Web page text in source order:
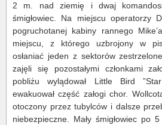
2 m. nad ziemię i dwaj komandosi
śmigłowiec. Na miejscu operatorzy
pogruchotanej kabiny rannego
miejscu, z którego uzbrojony w
osłaniać jeden z sektorów
zajęli się pozostałymi członkami
pobliżu wylądował Little Bird
ewakuował część załogi chor.
otoczony przez tubylców i dalsze
niebezpieczne. Mały śmigłowiec po